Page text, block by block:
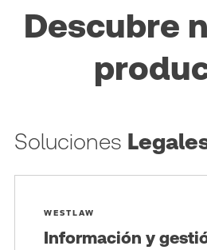
Descubre
Soluciones
WESTLAW
Información y